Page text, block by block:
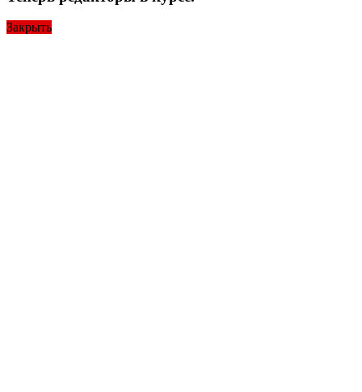
Закрыть